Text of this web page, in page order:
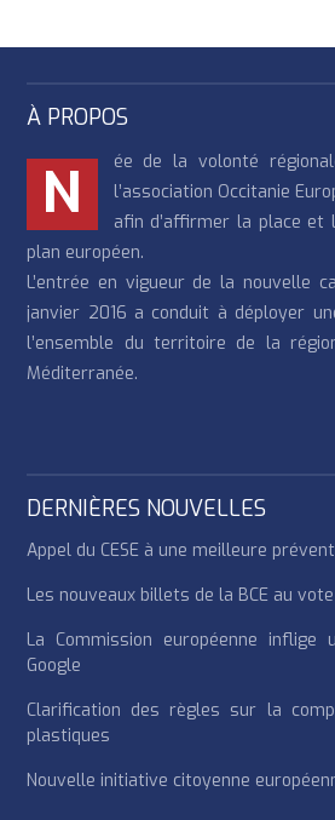
À PROPOS
N
ée de la volonté
l’association Occitanie
afin d’affirmer la place
plan européen.
L’entrée en vigueur de la nouvelle
janvier 2016 a conduit à déployer
l’ensemble du territoire de la
Méditerranée.
DERNIÈRES NOUVELLES
Appel du CESE à une meilleure
Les nouveaux billets de la BCE au vote
La Commission européenne inflige
Google
Clarification des règles sur la
plastiques
Nouvelle initiative citoyenne